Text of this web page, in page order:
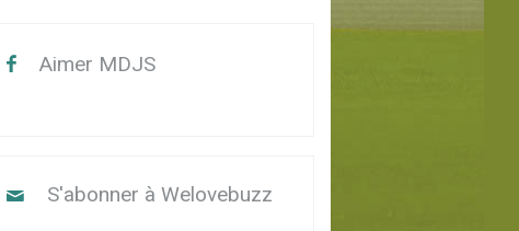
Aimer MDJS
S'abonner à Welovebuzz